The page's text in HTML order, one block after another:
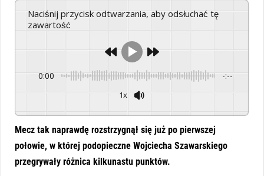
Naciśnij przycisk odtwarzania, aby odsłuchać tę
zawartość
0:00 -:--
1x
Mecz tak naprawdę rozstrzygnął się już po pierwszej
połowie, w której podopieczne Wojciecha Szawarskiego
przegrywały różnica kilkunastu punktów.